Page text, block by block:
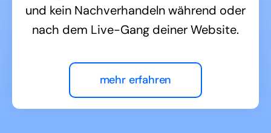
und kein Nachverhandeln während oder
nach dem Live-Gang deiner Website.
mehr erfahren